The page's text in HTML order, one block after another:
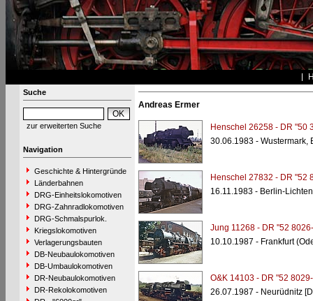
Suche
zur erweiterten Suche
Navigation
Geschichte & Hintergründe
Länderbahnen
DRG-Einheitslokomotiven
DRG-Zahnradlokomotiven
DRG-Schmalspurlok.
Kriegslokomotiven
Verlagerungsbauten
DB-Neubaulokomotiven
DB-Umbaulokomotiven
DR-Neubaulokomotiven
DR-Rekolokomotiven
Andreas Ermer
Henschel 26258 - DR "50
30.06.1983 - Wustermark,
Henschel 27832 - DR "52
16.11.1983 - Berlin-
Jung 11268 - DR "52
10.10.1987 - Frankfurt
O&K 14103 - DR "52
26.07.1987 - Neurüdnitz